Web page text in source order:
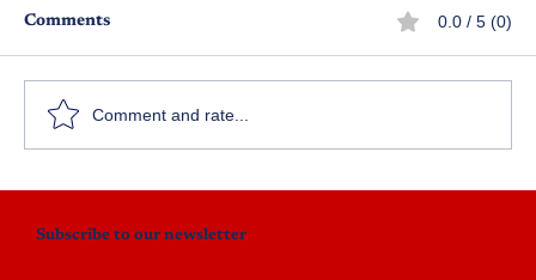
Comments 0.0 / 5 (0)
Comment and rate...
Subscribe to our newsletter